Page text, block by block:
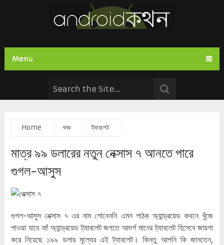
Menu
Home খবর ট্যাবলেট
মাত্র ৯৯ ডলারের নতুন নেক্সাস ৭ আনতে পারে
গুগল-আসুস
গুগল-আসুস নেক্সাস ৭ এর নাম শোনেননি এমন পাঠক অ্যান্ড্রয়েড কথনে খুঁজে
পাওয়া যাবে না! অ্যান্ড্রয়েড ট্যাবলেট জগতে আদর্শ মানের ট্যাবলেট হিসেবে জায়গা
করে নিয়েছে ১৯৯ ডলার মূল্যের এই ট্যাবলেট। কিন্তু আপনি কি জানতেন,